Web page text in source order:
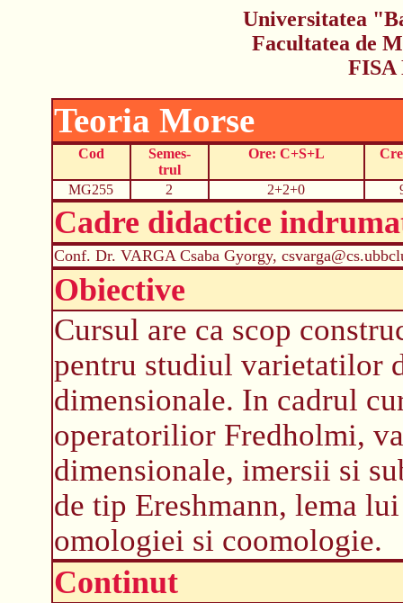
Universitatea
Facultatea de
FISA
Teoria Morse
Cod
Semes-
trul
Ore: C+S+L
MG255 2 2+2+0
Cadre didactice
Conf. Dr. VARGA Csaba Gyorgy,
Obiective
Cursul are ca scop
pentru studiul varietatilor
dimensionale. In cadrul
operatorilior Fredholmi,
dimensionale, imersii si
de tip Ereshmann, lema
omologiei si coomologie.
Continut